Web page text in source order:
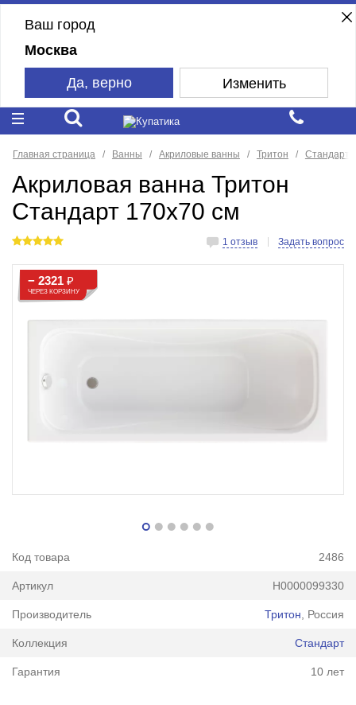
Ваш город
Москва
Да, верно Изменить
Главная страница Ванны Акриловые ванны Тритон Стандарт
Акриловая ванна Тритон
Стандарт 170х70 см
1 отзыв Задать вопрос
− 2321₽
ЧЕРЕЗ КОРЗИНУ
Код товара 2486
Артикул Н0000099330
Производитель Тритон , Россия
Коллекция Стандарт
Гарантия 10 лет